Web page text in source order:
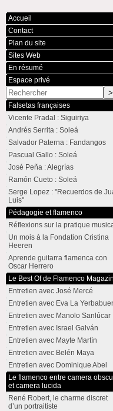
Accueil
Contact
Plan du site
Sites Web
En résumé
Espace privé
Falsetas françaises
Vicente Pradal : Siguiriya
Andrés Serrita : Soleá
Salvador Paterna : Fandangos
Pascual Gallo : Soleá
José Peña : Alegrías
Ramón Cueto : Soleá
Serge Lopez : "Recuerdos de
Luis"
Pédagogie et flamenco
Réflexions sur la pratique
Un mois à la Fondation Cristina
Heeren
Aprende guitarra flamenca con
Oscar Herrero
Le Best Of de Flamenco
Entretien avec José Mercé
Entretien avec Eva La
Entretien avec Manolo Sanlúcar
Entretien avec Israel Galván
Entretien avec Mayte Martín
Entretien avec Belén Maya
Entretien avec Dominique Abel
Le flamenco entre camera
et camera lucida
René Robert, le charme discret
d’un portraitiste